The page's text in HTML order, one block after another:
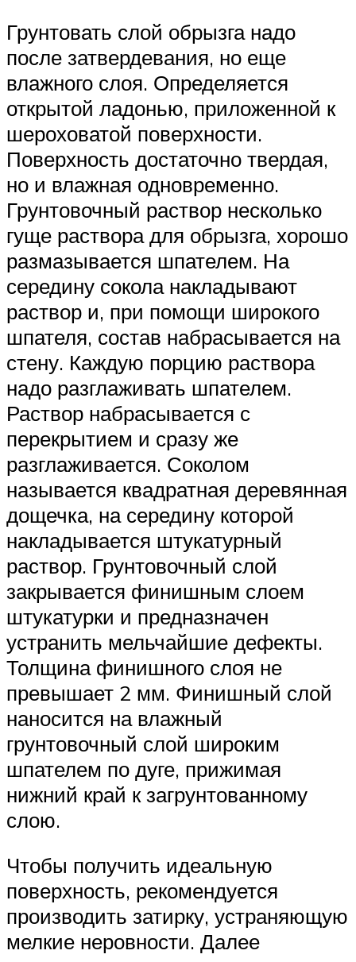
Грунтовать слой обрызга надо
после затвердевания, но еще
влажного слоя. Определяется
открытой ладонью, приложенной к
шероховатой поверхности.
Поверхность достаточно твердая,
но и влажная одновременно.
Грунтовочный раствор несколько
гуще раствора для обрызга, хорошо
размазывается шпателем. На
середину сокола накладывают
раствор и, при помощи широкого
шпателя, состав набрасывается на
стену. Каждую порцию раствора
надо разглаживать шпателем.
Раствор набрасывается с
перекрытием и сразу же
разглаживается. Соколом
называется квадратная деревянная
дощечка, на середину которой
накладывается штукатурный
раствор. Грунтовочный слой
закрывается финишным слоем
штукатурки и предназначен
устранить мельчайшие дефекты.
Толщина финишного слоя не
превышает 2 мм. Финишный слой
наносится на влажный
грунтовочный слой широким
шпателем по дуге, прижимая
нижний край к загрунтованному
слою.
Чтобы получить идеальную
поверхность, рекомендуется
производить затирку, устраняющую
мелкие неровности. Далее